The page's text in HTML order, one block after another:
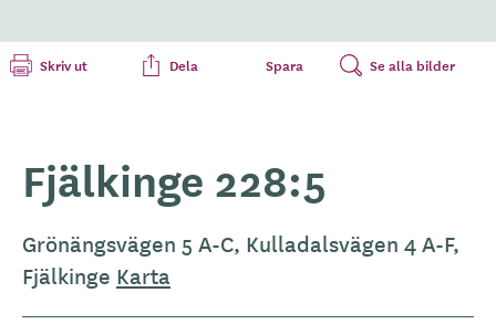
Skriv ut Dela Spara Se alla bilder
Fjälkinge 228:5
Grönängsvägen 5 A-C, Kulladalsvägen 4 A-F,
Fjälkinge Karta